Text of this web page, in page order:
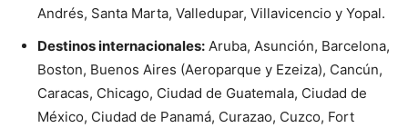
Andrés, Santa Marta, Valledupar, Villavicencio y Yopal.
Destinos internacionales: Aruba, Asunción, Barcelona,
Boston, Buenos Aires (Aeroparque y Ezeiza), Cancún,
Caracas, Chicago, Ciudad de Guatemala, Ciudad de
México, Ciudad de Panamá, Curazao, Cuzco, Fort